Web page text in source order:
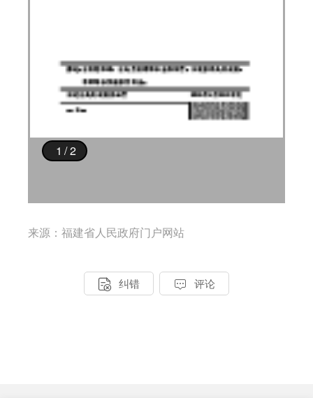
来源：福建省人民政府门户网站
 纠错  评论